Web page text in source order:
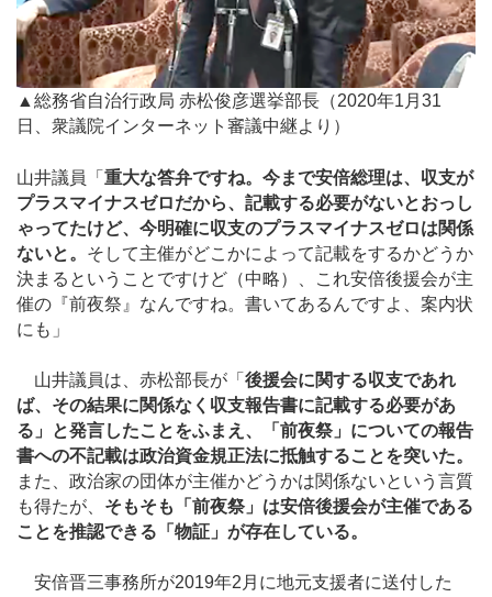
▲総務省自治行政局 赤松俊彦選挙部長（2020年1月31
日、衆議院インターネット審議中継より）
山井議員「 重大な答弁ですね。今まで安倍総理は、収支が
プラスマイナスゼロだから、記載する必要がないとおっし
ゃってたけど、今明確に収支のプラスマイナスゼロは関係
ないと。 そして主催がどこかによって記載をするかどうか
決まるということですけど（中略）、これ安倍後援会が主
催の『前夜祭』なんですね。書いてあるんですよ、案内状
にも」
山井議員は、赤松部長が「 後援会に関する収支であれ
ば、その結果に関係なく収支報告書に記載する必要があ
る」と発言したことをふまえ、「前夜祭」についての報告
書への不記載は政治資金規正法に抵触することを突いた。
また、政治家の団体が主催かどうかは関係ないという言質
も得たが、 そもそも「前夜祭」は安倍後援会が主催である
ことを推認できる「物証」が存在している。
安倍晋三事務所が2019年2月に地元支援者に送付した